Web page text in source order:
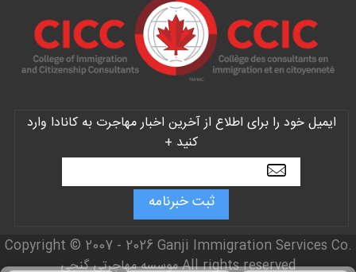
ایمیل خود را برای اطلاع از آخرین اخبار مهاجرت به کانادا وارد
کنید +
Copyright © 2007 - 2026 Ganji Immigration Services Co.
All rights reserved موسسه مهاجرتی گنجی